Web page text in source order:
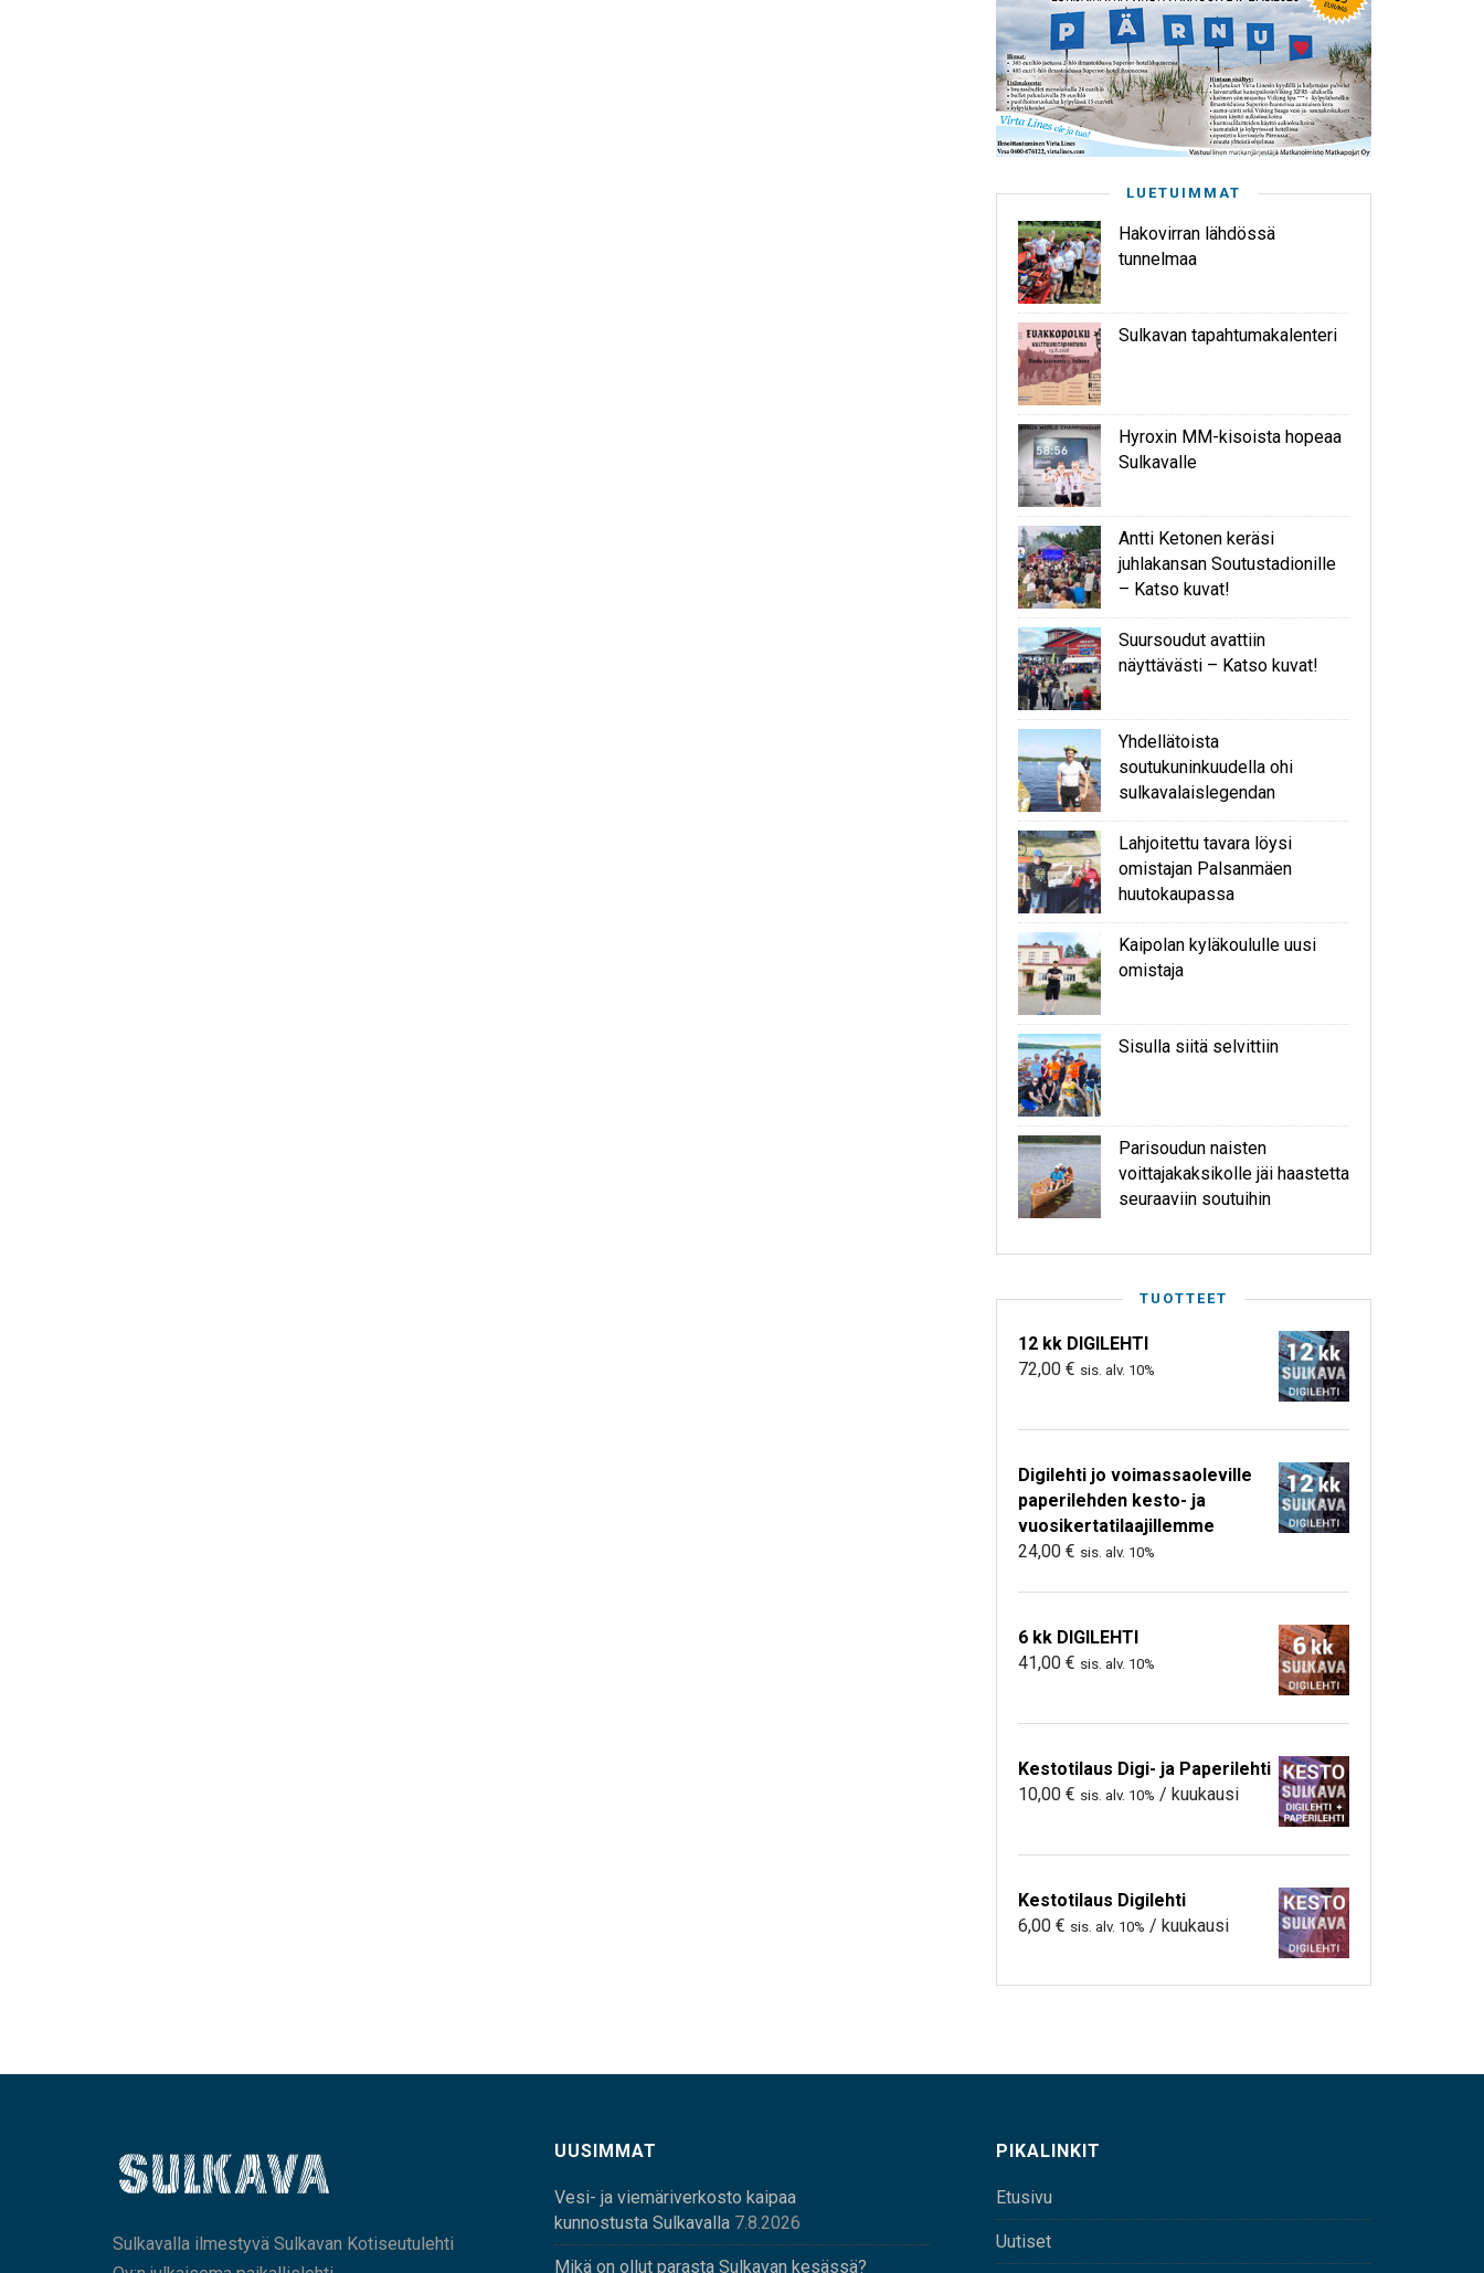
LUETUIMMAT
Hakovirran lähdössä
tunnelmaa
Sulkavan tapahtumakalenteri
Hyroxin MM-kisoista hopeaa
Sulkavalle
Antti Ketonen keräsi
juhlakansan Soutustadionille
– Katso kuvat!
Suursoudut avattiin
näyttävästi – Katso kuvat!
Yhdellätoista
soutukuninkuudella ohi
sulkavalaislegendan
Lahjoitettu tavara löysi
omistajan Palsanmäen
huutokaupassa
Kaipolan kyläkoululle uusi
omistaja
Sisulla siitä selvittiin
Parisoudun naisten
voittajakaksikolle jäi haastetta
seuraaviin soutuihin
TUOTTEET
12 kk DIGILEHTI
72,00 € sis. alv. 10%
Digilehti jo voimassaoleville
paperilehden kesto- ja
vuosikertatilaajillemme
24,00 € sis. alv. 10%
6 kk DIGILEHTI
41,00 € sis. alv. 10%
Kestotilaus Digi- ja Paperilehti
10,00 € sis. alv. 10% / kuukausi
Kestotilaus Digilehti
6,00 € sis. alv. 10% / kuukausi
Sulkavalla ilmestyvä Sulkavan Kotiseutulehti
UUSIMMAT
Vesi- ja viemäriverkosto kaipaa
kunnostusta Sulkavalla 7.8.2026
Mikä on ollut parasta Sulkavan kesässä?
PIKALINKIT
Etusivu
Uutiset